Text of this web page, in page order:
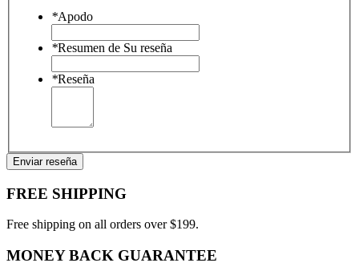
*Apodo
*Resumen de Su reseña
*Reseña
Enviar reseña
FREE SHIPPING
Free shipping on all orders over $199.
MONEY BACK GUARANTEE